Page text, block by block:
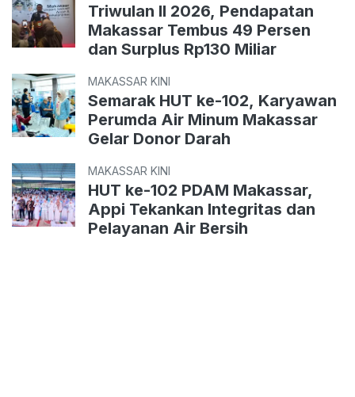
Triwulan II 2026, Pendapatan
Makassar Tembus 49 Persen
dan Surplus Rp130 Miliar
MAKASSAR KINI
Semarak HUT ke-102, Karyawan
Perumda Air Minum Makassar
Gelar Donor Darah
MAKASSAR KINI
HUT ke-102 PDAM Makassar,
Appi Tekankan Integritas dan
Pelayanan Air Bersih